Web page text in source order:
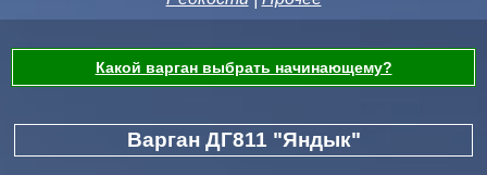
Какой варган выбрать начинающему?
Варган ДГ811 "Яндык"